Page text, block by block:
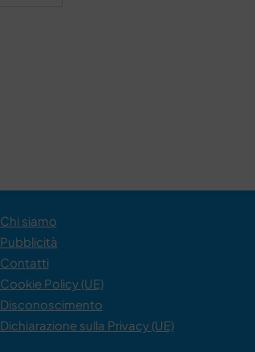
Chi siamo
Pubblicità
Contatti
Cookie Policy (UE)
Disconoscimento
Dichiarazione sulla Privacy (UE)